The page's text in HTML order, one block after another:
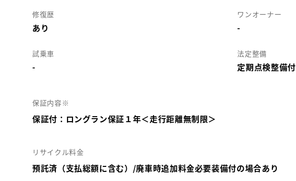
修復歴
あり
ワンオーナー
-
試乗車
-
法定整備
定期点検整備付
保証内容※
保証付：ロングラン保証１年＜走行距離無制限＞
リサイクル料金
預託済（支払総額に含む）/廃車時追加料金必要装備付の場合あり